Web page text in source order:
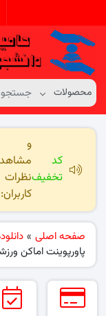
کد
تخفیف
و
نظرات
کاربران:
صفحه اصلی »
پاورپوینت اماکن